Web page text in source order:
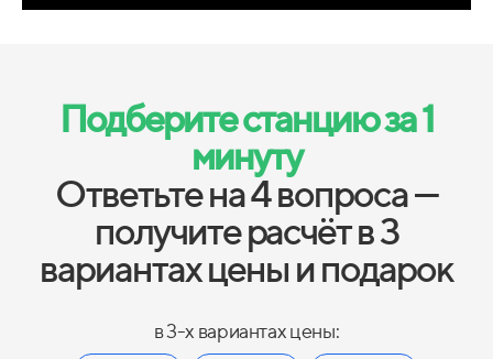
Подберите станцию за 1
минуту
Ответьте на 4 вопроса —
получите расчёт в 3
вариантах цены и подарок
в 3-х вариантах цены: